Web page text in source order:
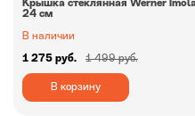
Крышка стеклянная Werner
24 см
В наличии
1 275 руб. 1 499 руб.
В корзину